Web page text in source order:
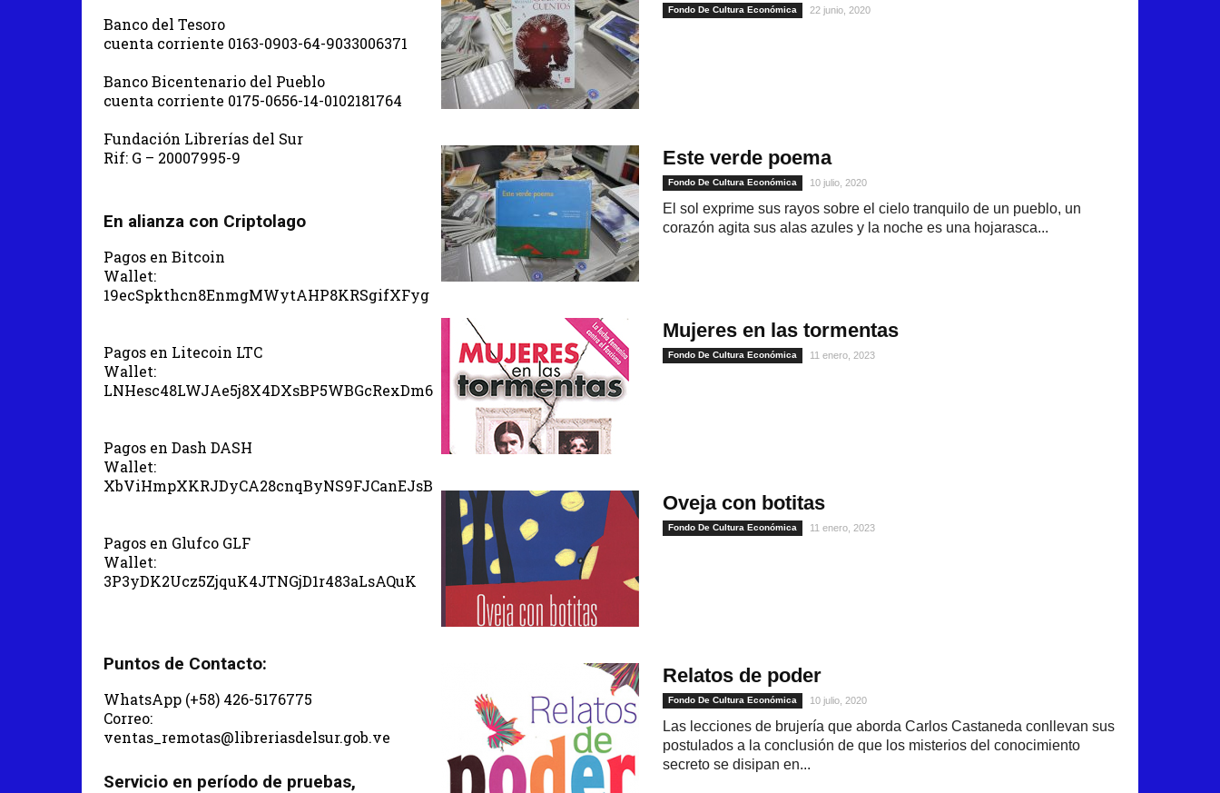
Fondo De Cultura Económica 22 junio, 2020
Este verde poema
Fondo De Cultura Económica 10 julio, 2020
El sol exprime sus rayos sobre el cielo tranquilo de un pueblo, un
corazón agita sus alas azules y la noche es una hojarasca...
Mujeres en las tormentas
Fondo De Cultura Económica 11 enero, 2023
Oveja con botitas
Fondo De Cultura Económica 11 enero, 2023
Relatos de poder
Fondo De Cultura Económica 10 julio, 2020
Las lecciones de brujería que aborda Carlos Castaneda conllevan sus
postulados a la conclusión de que los misterios del conocimiento
secreto se disipan en...
Banco del Tesoro
cuenta corriente 0163-0903-64-9033006371
Banco Bicentenario del Pueblo
cuenta corriente 0175-0656-14-0102181764
Fundación Librerías del Sur
Rif: G – 20007995-9
En alianza con Criptolago
Pagos en Bitcoin
Wallet:
19ecSpkthcn8EnmgMWytAHP8KRSgifXFyg
Pagos en Litecoin LTC
Wallet:
LNHesc48LWJAe5j8X4DXsBP5WBGcRexDm6
Pagos en Dash DASH
Wallet:
XbViHmpXKRJDyCA28cnqByNS9FJCanEJsB
Pagos en Glufco GLF
Wallet:
3P3yDK2Ucz5ZjquK4JTNGjD1r483aLsAQuK
Puntos de Contacto:
WhatsApp (+58) 426-5176775
Correo:
ventas_remotas@libreriasdelsur.gob.ve
Servicio en período de pruebas,